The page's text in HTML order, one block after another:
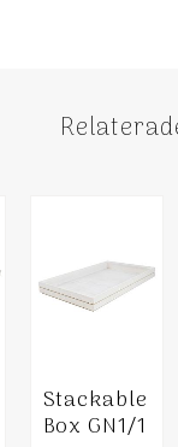
Stackable
Box GN1/1